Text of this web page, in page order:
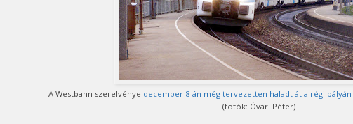
A Westbahn szerelvénye december 8-án még tervezetten haladt át a régi pályán
(fotók: Óvári Péter)